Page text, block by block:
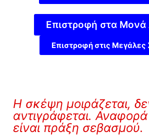
Επιστροφή στα Μονά
Επιστροφή στις Μεγάλες
Η σκέψη μοιράζεται,
αντιγράφεται.
είναι πράξη σεβασμού.